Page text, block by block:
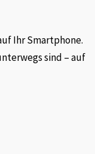
Ihr Smartphone.
sind – auf